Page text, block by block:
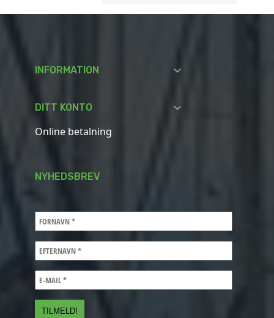
INFORMATION 
DITT KONTO 
Online betalning
NYHEDSBREV